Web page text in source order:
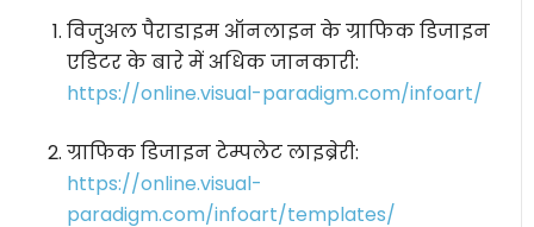
विजुअल पैराडाइम ऑनलाइन के ग्राफिक डिजाइन
एडिटर के बारे में अधिक जानकारी:
https://online.visual-paradigm.com/infoart/
ग्राफिक डिजाइन टेम्पलेट लाइब्रेरी:
https://online.visual-
paradigm.com/infoart/templates/